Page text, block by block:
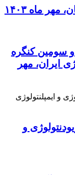
سومین کنگره
ایران، مهر
و